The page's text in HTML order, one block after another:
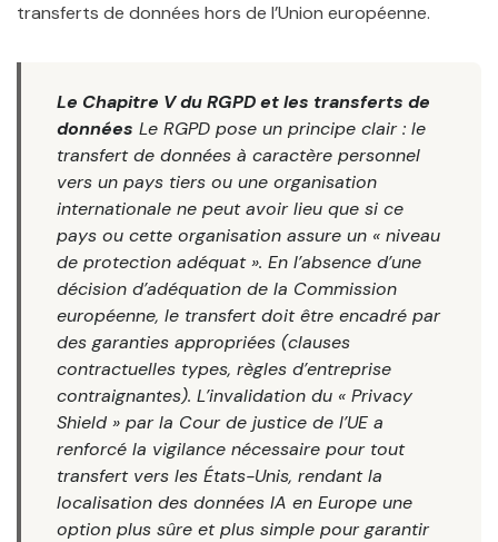
transferts de données hors de l’Union européenne.
Le Chapitre V du RGPD et les transferts de
données Le RGPD pose un principe clair : le
transfert de données à caractère personnel
vers un pays tiers ou une organisation
internationale ne peut avoir lieu que si ce
pays ou cette organisation assure un « niveau
de protection adéquat ». En l’absence d’une
décision d’adéquation de la Commission
européenne, le transfert doit être encadré par
des garanties appropriées (clauses
contractuelles types, règles d’entreprise
contraignantes). L’invalidation du « Privacy
Shield » par la Cour de justice de l’UE a
renforcé la vigilance nécessaire pour tout
transfert vers les États-Unis, rendant la
localisation des données IA en Europe une
option plus sûre et plus simple pour garantir